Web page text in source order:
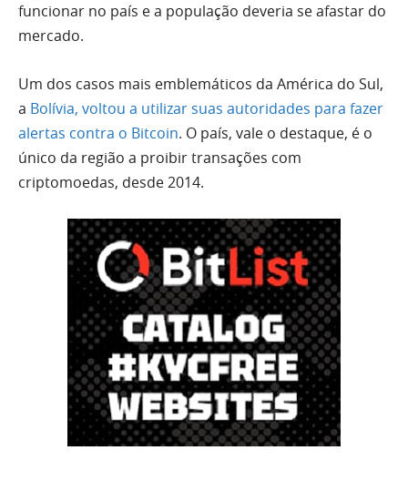
funcionar no país e a população deveria se afastar do
mercado.
Um dos casos mais emblemáticos da América do Sul,
a Bolívia, voltou a utilizar suas autoridades para fazer
alertas contra o Bitcoin. O país, vale o destaque, é o
único da região a proibir transações com
criptomoedas, desde 2014.